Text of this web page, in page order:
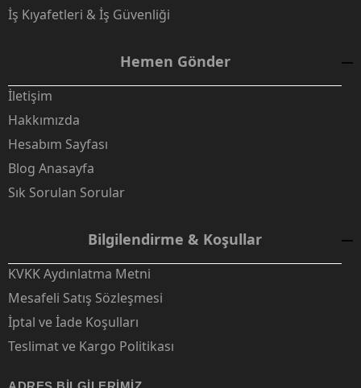
İş Kıyafetleri & İş Güvenliği
Hemen Gönder
İletişim
Hakkımızda
Hesabım Sayfası
Blog Anasayfa
Sık Sorulan Sorular
Bilgilendirme & Koşullar
KVKK Aydınlatma Metni
Mesafeli Satış Sözleşmesi
İptal ve İade Koşulları
Teslimat ve Kargo Politikası